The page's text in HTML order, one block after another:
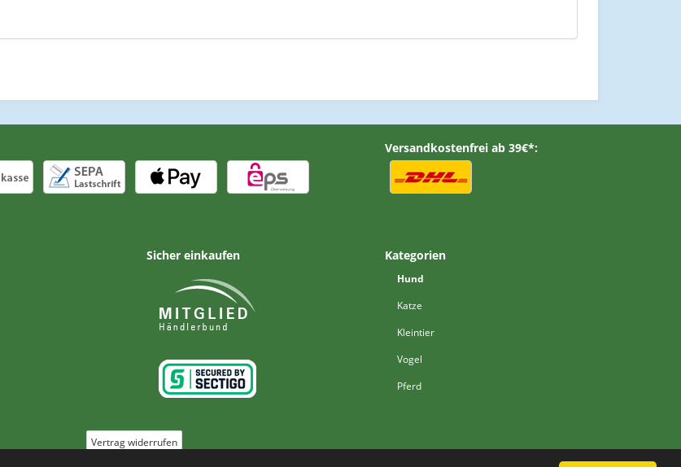
Versandkostenfrei ab 39€*:
Sicher einkaufen Kategorien
Hund
Katze
Kleintier
Vogel
Pferd
Vertrag widerrufen